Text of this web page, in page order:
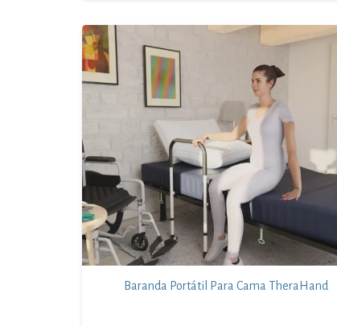
Baranda Portátil Para Cama TheraHand